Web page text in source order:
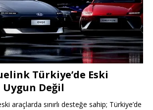
Türkiye’de Eski
Değil
araçlarda sınırlı desteğe sahip; Türkiye’de